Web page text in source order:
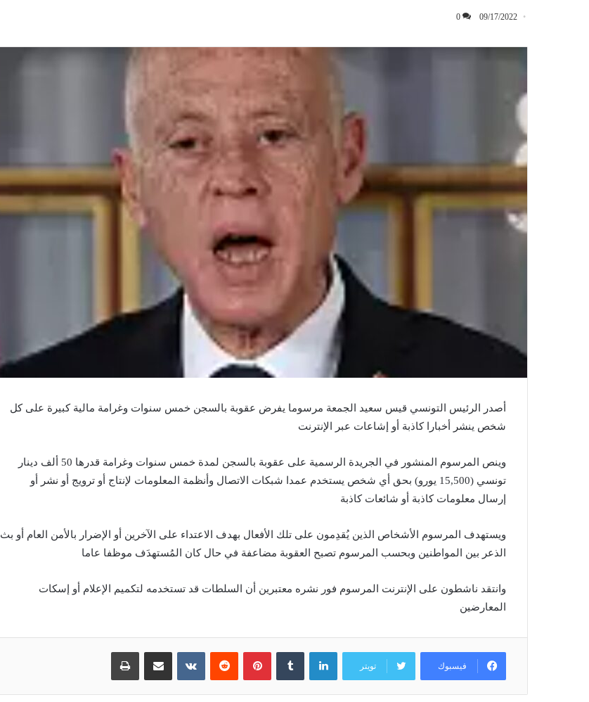
09/17/2022
0
أصدر الرئيس التونسي قيس سعيد الجمعة مرسوما يفرض عقوبة بالسجن خمس سنوات وغرامة مالية كبيرة على كل
شخص ينشر أخبارا كاذبة أو إشاعات عبر الإنترنت
وينص المرسوم المنشور في الجريدة الرسمية على عقوبة بالسجن لمدة خمس سنوات وغرامة قدرها 50 ألف دينار
تونسي (15,500 يورو) بحق أي شخص يستخدم عمدا شبكات الاتصال وأنظمة المعلومات لإنتاج أو ترويج أو نشر أو
إرسال معلومات كاذبة أو شائعات كاذبة
ويستهدف المرسوم الأشخاص الذين يُقدِمون على تلك الأفعال بهدف الاعتداء على الآخرين أو الإضرار بالأمن العام أو بث
الذعر بين المواطنين وبحسب المرسوم تصبح العقوبة مضاعفة في حال كان المُستهدَف موظفا عاما
وانتقد ناشطون على الإنترنت المرسوم فور نشره معتبرين أن السلطات قد تستخدمه لتكميم الإعلام أو إسكات
المعارضين
فيسبوك تويتر
لينكدإن بينتيريست مشاركة عبر البريد طباعة